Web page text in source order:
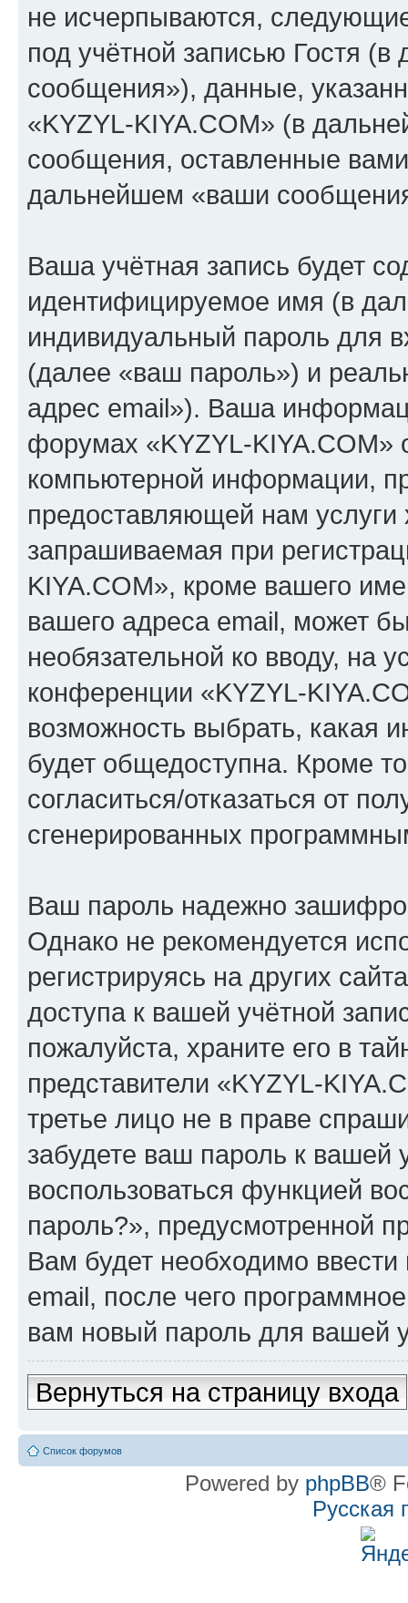
не исчерпываются,
под учётной записью Гостя
сообщения»), данные,
«KYZYL-KIYA.COM» (в
сообщения, оставленные
дальнейшем «ваши
Ваша учётная запись будет
идентифицируемое имя (в
индивидуальный пароль для
(далее «ваш пароль») и
адрес email»). Ваша
форумах «KYZYL-KIYA.COM»
компьютерной информации,
предоставляющей нам
запрашиваемая при
KIYA.COM», кроме вашего
вашего адреса email, может
необязательной ко вводу, на
конференции «KYZYL-
возможность выбрать, какая
будет общедоступна. Кроме
согласиться/отказаться от
сгенерированных
Ваш пароль надежно
Однако не рекомендуется
регистрируясь на других
доступа к вашей учётной
пожалуйста, храните его в
представители «KYZYL-
третье лицо не в праве
забудете ваш пароль к вашей
воспользоваться функцией
пароль?», предусмотренной
Вам будет необходимо
email, после чего
вам новый пароль для вашей
Вернуться на страницу входа
Список форумов
Powered by phpBB®
Русская